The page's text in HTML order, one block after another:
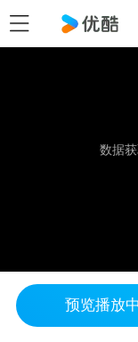
数据
预览播放